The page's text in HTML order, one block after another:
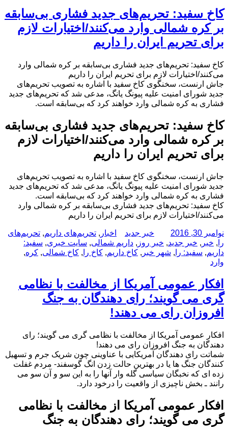
کاخ سفید: تحریم‌های جدید فشاری بی‌سابقه
بر کره شمالی وارد می‌کنند/اختیارات لازم
برای تحریم ایران را داریم
کاخ سفید: تحریم‌های جدید فشاری بی‌سابقه بر کره شمالی وارد
می‌کنند/اختیارات لازم برای تحریم ایران را داریم
جاش ارنست، سخنگوی کاخ سفید با اشاره به تصویب تحریم‌های
جدید شورای امنیت علیه پیونگ یانگ، مدعی شد که تحریم‌های جدید
فشاری به کره شمالی وارد خواهند کرد که بی‌سابقه است.
کاخ سفید: تحریم‌های جدید فشاری بی‌سابقه
بر کره شمالی وارد می‌کنند/اختیارات لازم
برای تحریم ایران را داریم
جاش ارنست، سخنگوی کاخ سفید با اشاره به تصویب تحریم‌های
جدید شورای امنیت علیه پیونگ یانگ، مدعی شد که تحریم‌های جدید
فشاری به کره شمالی وارد خواهند کرد که بی‌سابقه است.
کاخ سفید: تحریم‌های جدید فشاری بی‌سابقه بر کره شمالی وارد
می‌کنند/اختیارات لازم برای تحریم ایران را داریم
ارسال
شده
در
نوامبر 30, 2016 نویسنده
دسته‌ها
خبر جدید برچسب‌ها
اخبار , تحریم‌های داریم, تحریم‌های
را , خبر , خبر جدید, خبر روز , داریم شمالی, سایت خبری, سفید:
داریم, سفید: را , شهر خبر , کاخ داریم, کاخ را , کاخ شمالی, کره,
وارد
افکار عمومی آمریکا از مخالفت با نظامی
گری می گویند؛ رای دهندگان به جنگ
افروزان رای می دهند!
افکار عمومی آمریکا از مخالفت با نظامی گری می گویند؛ رای
دهندگان به جنگ افروزان رای می دهند!
شماتت رای دهندگان آمریکایی با عناوینی چون شریک جرم و تسهیل
کنندگان جنگ ها یا در بهترین حالت زدن انگ گوسفند- مردم غفلت
زده ای که نخبگان سیاسی گله وار آنها را به این سو و آن سو می
رانند ـ بخش ناچیزی از واقعیت را درخود دارد.
افکار عمومی آمریکا از مخالفت با نظامی
گری می گویند؛ رای دهندگان به جنگ